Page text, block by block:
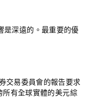
深遠的。最重要的優
交易委員會的報告要求
有全球實體的美元綜